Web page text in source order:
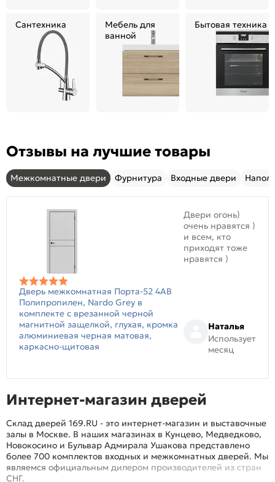
Сантехника
Мебель для
ванной
Бытовая техника
Отзывы на лучшие товары
Межкомнатные двери Фурнитура Входные двери
Дверь межкомнатная Порта-52 4AB
Полипропилен, Nardo Grey в
комплекте с врезанной черной
магнитной защелкой, глухая, кромка
алюминиевая черная матовая,
каркасно-щитовая
Двери огонь)
очень нравятся )
и всем, кто
приходят тоже
нравятся )
Наталья
Использует
месяц
Интернет-магазин дверей
Склад дверей 169.RU - это интернет-магазин и выставочные
залы в Москве. В наших магазинах в Кунцево, Медведково,
Новокосино и Бульвар Адмирала Ушакова представлено
более 700 комплектов входных и межкомнатных дверей. Мы
являемся официальным дилером производителей из стран
СНГ.